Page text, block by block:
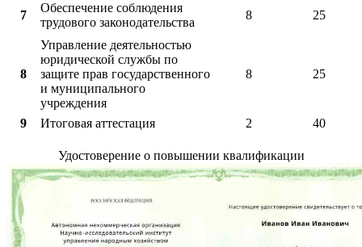
7
Обеспечение соблюдения
трудового законодательства
8 25
8
Управление деятельностью
юридической службы по
защите прав государственного
и муниципального
учреждения
8 25
9 Итоговая аттестация 2 40
Удостоверение о повышении квалификации